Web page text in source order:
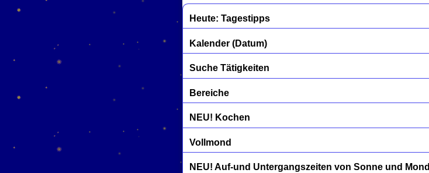
Heute: Tagestipps
Kalender (Datum)
Suche Tätigkeiten
Bereiche
NEU! Kochen
Vollmond
NEU! Auf-und Untergangszeiten von Sonne und Mond